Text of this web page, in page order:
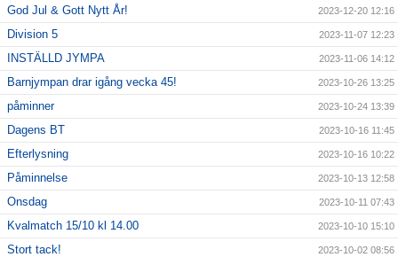
God Jul & Gott Nytt År! 2023-12-20 12:16
Division 5 2023-11-07 12:23
INSTÄLLD JYMPA 2023-11-06 14:12
Barnjympan drar igång vecka 45! 2023-10-26 13:25
påminner 2023-10-24 13:39
Dagens BT 2023-10-16 11:45
Efterlysning 2023-10-16 10:22
Påminnelse 2023-10-13 12:58
Onsdag 2023-10-11 07:43
Kvalmatch 15/10 kl 14.00 2023-10-10 15:10
Stort tack! 2023-10-02 08:56